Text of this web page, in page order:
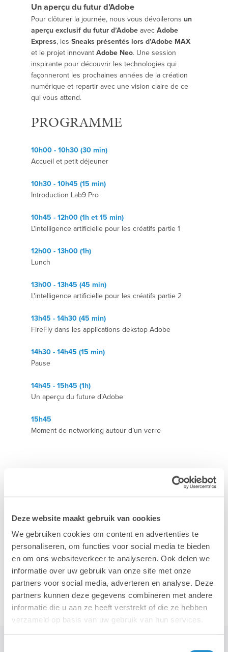
Deze website maakt gebruik van cookies
We gebruiken cookies om content en advertenties te
personaliseren, om functies voor social media te bieden
en om ons websiteverkeer te analyseren. Ook delen we
informatie over uw gebruik van onze site met onze
partners voor social media, adverteren en analyse. Deze
partners kunnen deze gegevens combineren met andere
informatie die u aan ze heeft verstrekt of die ze hebben
verzameld op basis van uw gebruik van hun services.
Un aperçu du futur d’Adobe
Pour clôturer la journée, nous vous dévoilerons un
aperçu exclusif du futur d’Adobe avec Adobe
Express, les Sneaks présentés lors d’Adobe MAX
et le projet innovant Adobe Neo. Une session
inspirante pour découvrir les technologies qui
façonneront les prochaines années de la création
numérique et repartir avec une vision claire de ce
qui vous attend.
PROGRAMME
10h00 - 10h30 (30 min)
Accueil et petit déjeuner
10h30 - 10h45 (15 min)
Introduction Lab9 Pro
10h45 - 12h00 (1h et 15 min)
L'intelligence artificielle pour les créatifs partie 1
12h00 - 13h00 (1h)
Lunch
13h00 - 13h45 (45 min)
L'intelligence artificielle pour les créatifs partie 2
13h45 - 14h30 (45 min)
FireFly dans les applications dekstop Adobe
14h30 - 14h45 (15 min)
Pause
14h45 - 15h45 (1h)
Un aperçu du future d'Adobe
15h45
Moment de networking autour d’un verre
S'INSCRIRE
GEGEVENS
Prénom